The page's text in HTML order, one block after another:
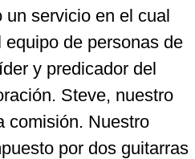
un servicio en el cual
equipo de personas de
y predicador del
. Steve, nuestro
comisión. Nuestro
por dos guitarras